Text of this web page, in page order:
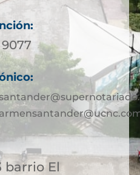
9077
barrio El